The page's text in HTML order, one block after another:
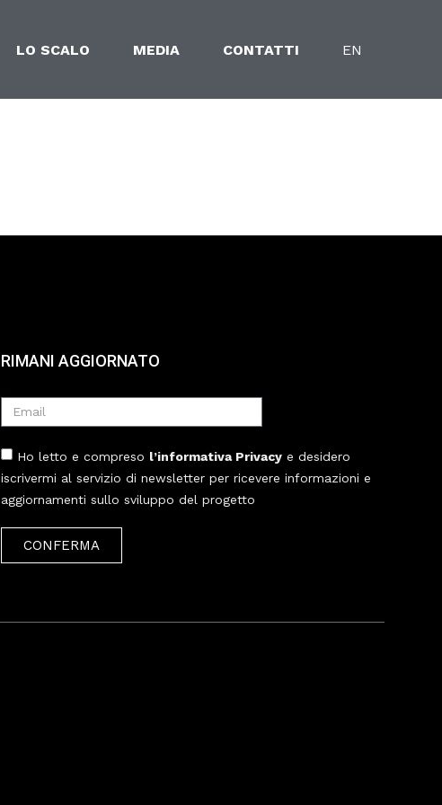
LO SCALO MEDIA CONTATTI EN
RIMANI AGGIORNATO
Ho letto e compreso l’informativa Privacy e desidero
iscrivermi al servizio di newsletter per ricevere informazioni e
aggiornamenti sullo sviluppo del progetto
CONFERMA